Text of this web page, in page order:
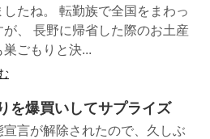
したね。 転勤族で全国をまわっ
が、 長野に帰省した際のお土産
巣ごもりと決...
を爆買いしてサプライズ
宣言が解除されたので、久しぶ